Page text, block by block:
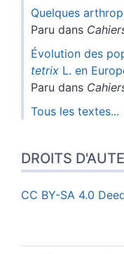
Quelques
Paru dans
Évolution des
tetrix L. en
Paru dans
Tous les textes...
DROITS
CC BY-SA 4.0